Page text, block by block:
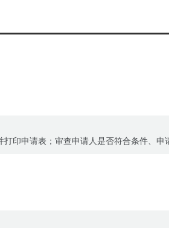
印申请表；审查申请人是否符合条件、申